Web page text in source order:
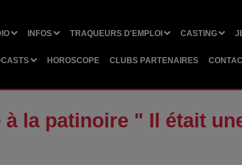
INFOS TRAQUEURS D'EMPLOI CASTING
HOROSCOPE CLUBS PARTENAIRES
à la patinoire " Il était